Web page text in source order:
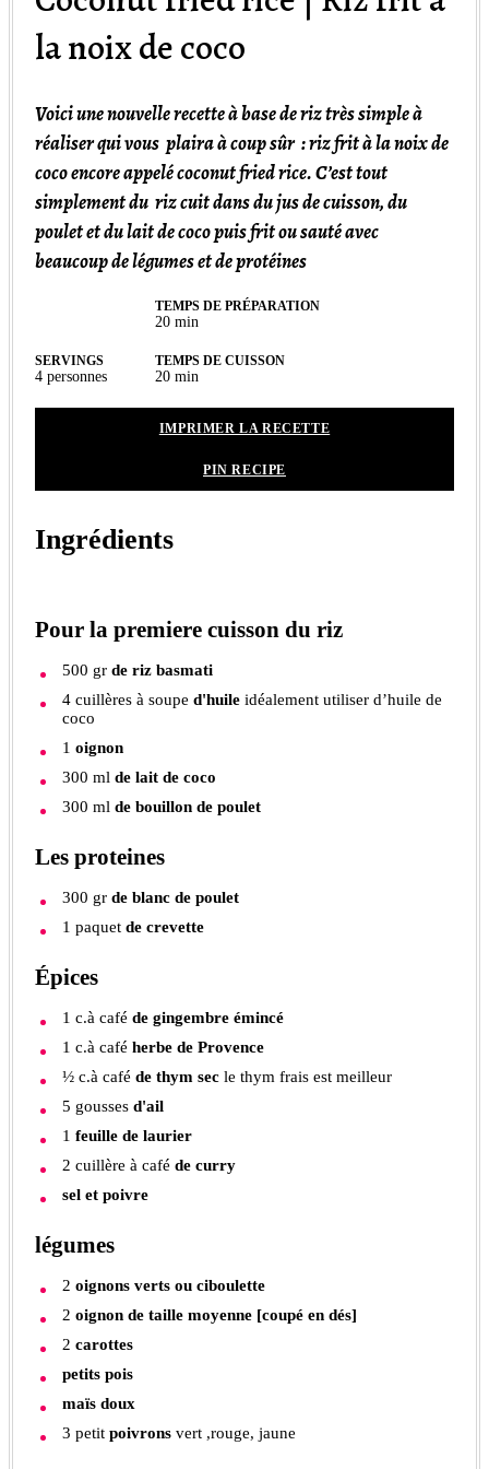
la noix de coco
Voici une nouvelle recette à base de riz très simple à
réaliser qui vous plaira à coup sûr : riz frit à la noix de
coco encore appelé coconut fried rice. C’est tout
simplement du riz cuit dans du jus de cuisson, du
poulet et du lait de coco puis frit ou sauté avec
beaucoup de légumes et de protéines
SERVINGS
4 personnes
TEMPS DE PRÉPARATION
20minutes
min
TEMPS DE CUISSON
20minutes
min
IMPRIMER LA RECETTE
PIN RECIPE
Ingrédients
Pour la premiere cuisson du riz
500 gr de riz basmati
4 cuillères à soupe d'huile idéalement utiliser d’huile de
coco
1 oignon
300 ml de lait de coco
300 ml de bouillon de poulet
Les proteines
300 gr de blanc de poulet
1 paquet de crevette
Épices
1 c.à café de gingembre émincé
1 c.à café herbe de Provence
½ c.à café de thym sec le thym frais est meilleur
5 gousses d'ail
1 feuille de laurier
2 cuillère à café de curry
sel et poivre
légumes
2 oignons verts ou ciboulette
2 oignon de taille moyenne [coupé en dés]
2 carottes
petits pois
maïs doux
3 petit poivrons vert ,rouge, jaune